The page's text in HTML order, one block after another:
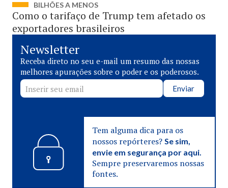
BILHÕES A MENOS
Como o tarifaço de Trump tem afetado os
exportadores brasileiros
Newsletter
Receba direto no seu e-mail um resumo das nossas
melhores apurações sobre o poder e os poderosos.
Enviar
Tem alguma dica para os
nossos repórteres? Se sim,
envie em segurança por aqui.
Sempre preservaremos nossas
fontes.